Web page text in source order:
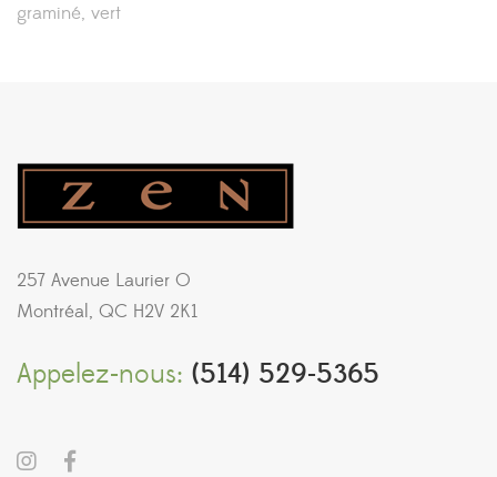
graminé vert
257 Avenue Laurier O
Montréal, QC H2V 2K1
Appelez-nous: (514) 529-5365